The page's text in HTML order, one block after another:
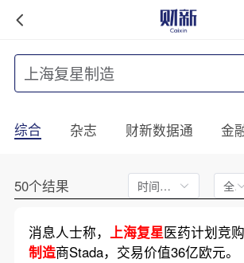
综合 杂志 财新数据通 金
50个结果 时间不限 全
消息人士称， 上海复星医药计划竞
制造商Stada，交易价值36亿欧元